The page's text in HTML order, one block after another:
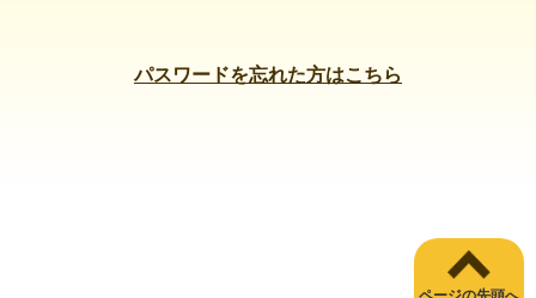
パスワードを忘れた方はこちら